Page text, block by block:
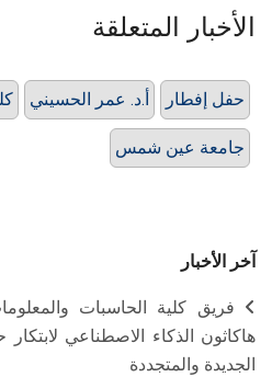
الأخبار المتعلقة
أ.د. عمر الحسيني حفل إفطار
جامعة عين شمس
آخر الأخبار
فريق كلية الحاسبات
هاكاثون الذكاء الاصطناعي
الجديدة والمتجددة